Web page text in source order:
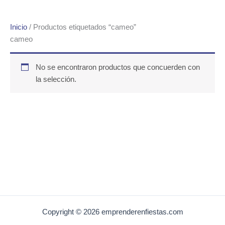
Inicio / Productos etiquetados “cameo”
cameo
No se encontraron productos que concuerden con
la selección.
Copyright © 2026 emprenderenfiestas.com